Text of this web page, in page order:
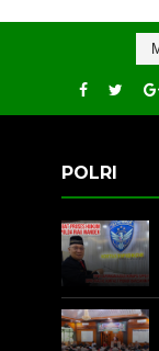
POLRI